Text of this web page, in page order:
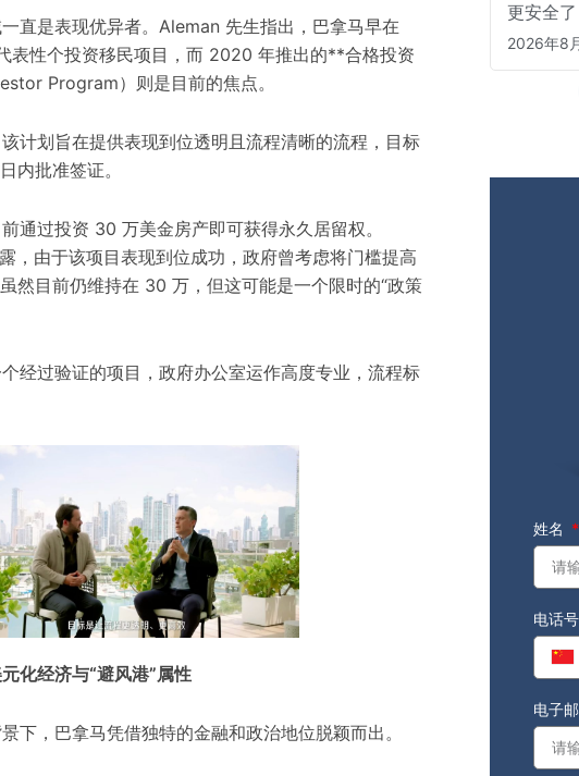
直是表现优异者。Aleman 先生指出，巴拿马早在
表性个投资移民项目，而 2020 年推出的**合格投资
Program）则是目前的焦点。
计划旨在提供表现到位透明且 流程清晰的流程，目标
内批准签证。
通过投资 30 万美金房产即可获得永久居留权。
，由于该项目表现到位成功，政府曾考虑将门槛提高
然目前仍维持在 30 万，但这可能是一个限时的“政策
经过验证的项目，政府办公室运作高度专业，流程标
化经济与“避风港”属性
下，巴拿马凭借独特的金融和政治地位脱颖而出。
更安全了
2026年8
姓名
电话
电子邮